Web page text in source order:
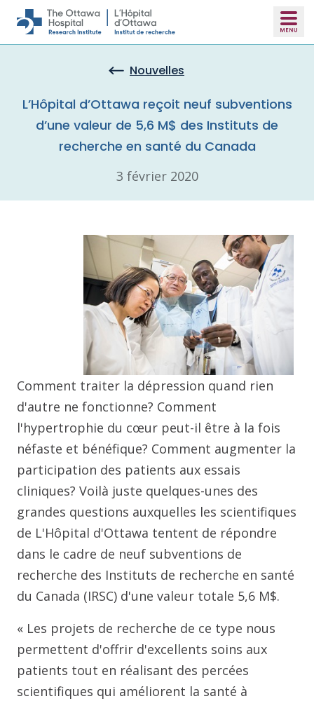
Skip to main content
Nouvelles
L’Hôpital d’Ottawa reçoit neuf subventions
d’une valeur de 5,6 M$ des Instituts de
recherche en santé du Canada
3 février 2020
Comment traiter la dépression quand rien
d'autre ne fonctionne? Comment
l'hypertrophie du cœur peut-il être à la fois
néfaste et bénéfique? Comment augmenter la
participation des patients aux essais
cliniques? Voilà juste quelques-unes des
grandes questions auxquelles les scientifiques
de L'Hôpital d'Ottawa tentent de répondre
dans le cadre de neuf subventions de
recherche des Instituts de recherche en santé
du Canada (IRSC) d'une valeur totale 5,6 M$.
« Les projets de recherche de ce type nous
permettent d'offrir d'excellents soins aux
patients tout en réalisant des percées
scientifiques qui améliorent la santé à